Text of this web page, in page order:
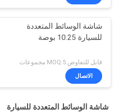
شاشة الوسائط المتعددة
للسيارة 10.25 بوصة
قابل للتفاوض MOQ:5 مجموعات
الاتصال
شاشة الوسائط المتعددة للسيارة